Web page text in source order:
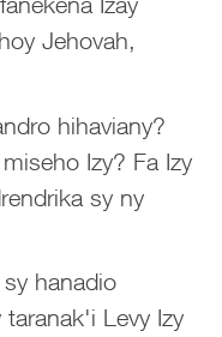
Jehovah,
hihaviany?
Izy? Fa Izy
sy ny
hanadio
Levy Izy